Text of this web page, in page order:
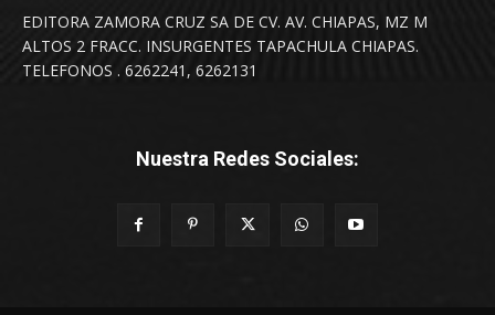
EDITORA ZAMORA CRUZ SA DE CV. AV. CHIAPAS, MZ M
ALTOS 2 FRACC. INSURGENTES TAPACHULA CHIAPAS.
TELEFONOS . 6262241, 6262131
Nuestra Redes Sociales: